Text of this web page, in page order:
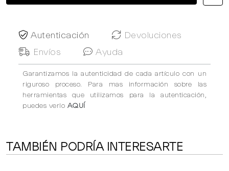
Autenticación
Devoluciones
Envíos
Ayuda
Garantizamos la autenticidad de cada artículo con un
riguroso proceso. Para mas información sobre las
herramientas que utilizamos para la autenticación,
puedes verlo AQUÍ
TAMBIÉN PODRÍA INTERESARTE